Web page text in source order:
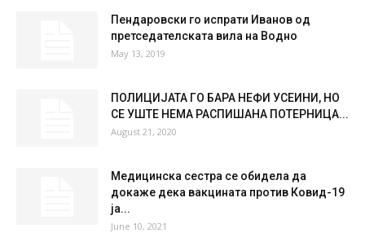
Пендаровски го испрати Иванов од
претседателската вила на Водно
May 13, 2019
ПОЛИЦИЈАТА ГО БАРА НЕФИ УСЕИНИ, НО
СЕ УШТЕ НЕМА РАСПИШАНА ПОТЕРНИЦА...
August 21, 2020
Медицинска сестра се обидела да
докаже дека вакцината против Ковид-19
ја...
June 10, 2021